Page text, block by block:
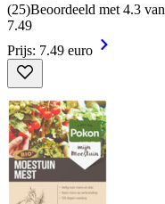
(25)Beoordeeld met 4.3
7.49
Prijs: 7.49 euro